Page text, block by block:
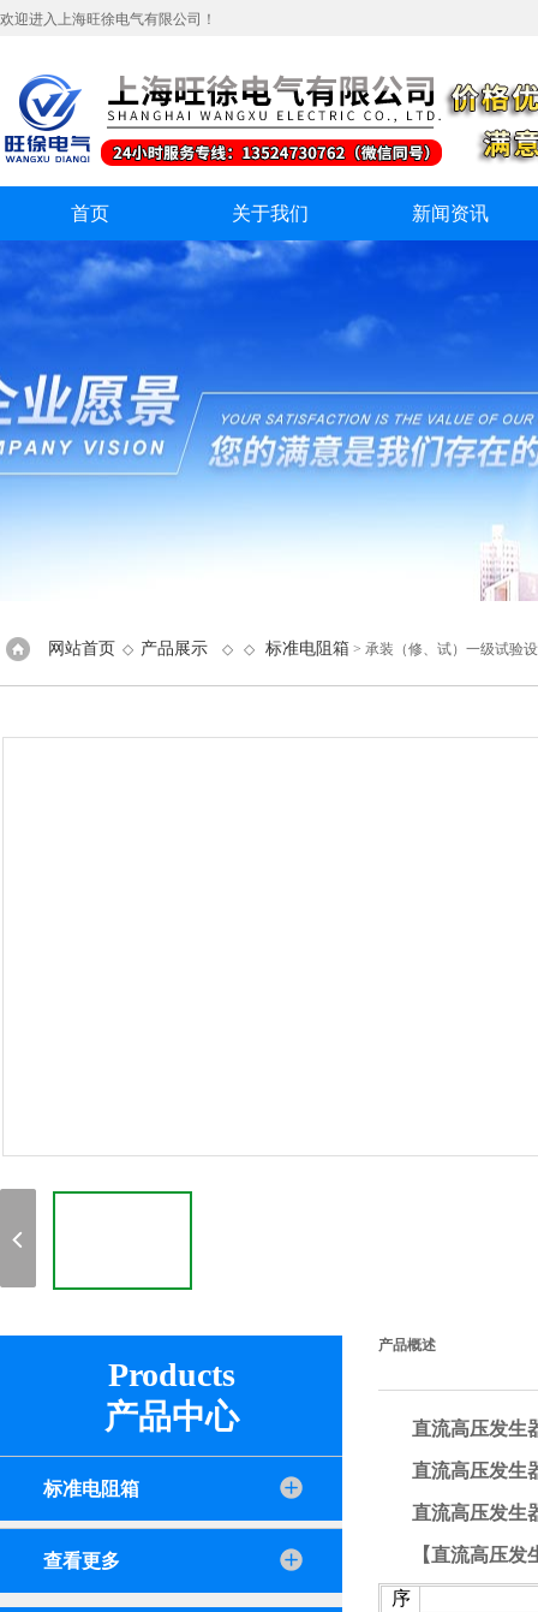
欢迎进入上海旺徐电气有限公司！
首页 关于我们 新闻资讯
网站首页 ◇ 产品展示 ◇ ◇ 标准电阻箱 > 承装（修、试）一级试验
Products
产品中心
标准电阻箱
查看更多
产品概述
直流高压发
直流高压发
直流高压发
【直流高压
序